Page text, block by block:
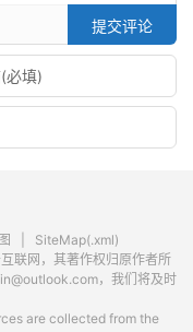
提交评论
SiteMap(.xml)
联网，其著作权归原作者所
，我们将及时
are collected from the